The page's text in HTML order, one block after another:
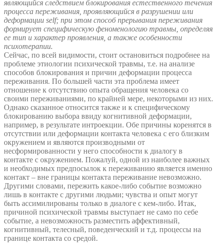
являющийся следствием блокирования естественного течения
процесса переживания, проявляющийся в разрушении или
деформации self; при этом способ прерывания переживания
формирует специфическую феноменологию травмы, определяя
ее тип и характер проявления, а также особенности
психотерапии.
Сейчас, по всей видимости, стоит остановиться подробнее на
проблеме этиологии психической травмы, т.е. на анализе
способов блокирования и причин деформации процесса
переживания. По большей части эта проблема имеет
отношение к отсутствию опыта обращения человека со
своими переживаниями, по крайней мере, некоторыми из них.
Однако сказанное относится также и к специфическому
блокированию выбора ввиду когнитивной деформации,
например, в результате интроекции. Обе причины коренятся в
отсутствии или деформации контакта человека с его близким
окружением и являются производными от
несформированности у него способности к диалогу в
контакте с окружением. Пожалуй, одной из наиболее важных
и необходимых предпосылок к переживанию является именно
контакт – вне границы контакта переживание невозможно.
Другими словами, пережить какое-либо событие возможно
лишь в контакте с другими людьми; чувства и опыт могут
быть ассимилированы только в диалоге с кем-либо. Итак,
причиной психической травмы выступает не само по себе
событие, а невозможность разместить аффективный,
когнитивный, телесный, поведенческий и т.д. процессы на
границе контакта со средой.